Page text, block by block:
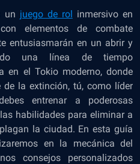
un juego de rol inmersivo en
elementos de combate
entusiasmarán en un abrir y
una línea de tiempo
en el Tokio moderno, donde
la extinción, tú, como líder
entrenar a poderosas
habilidades para eliminar a
la ciudad. En esta guía
en la mecánica del
consejos personalizados